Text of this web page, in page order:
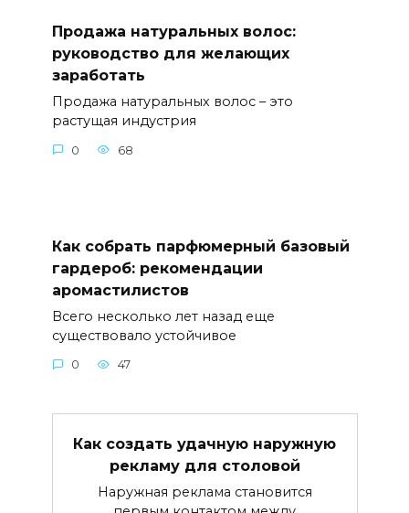
Продажа натуральных волос:
руководство для желающих
заработать
Продажа натуральных волос – это
растущая индустрия
0 68
Как собрать парфюмерный базовый
гардероб: рекомендации
аромастилистов
Всего несколько лет назад еще
существовало устойчивое
0 47
Как создать удачную наружную
рекламу для столовой
Наружная реклама становится